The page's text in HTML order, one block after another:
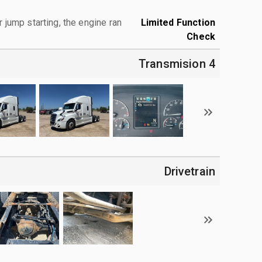
Limited Function
Check
jump starting, the engine ran.
4 Transmision
Drivetrain